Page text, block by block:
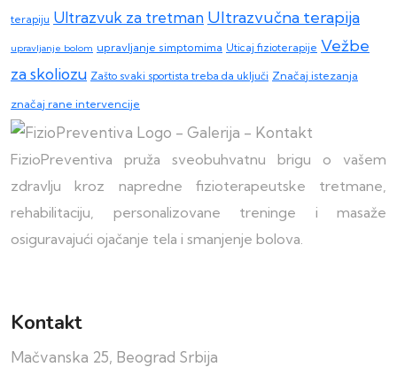
terapiju Ultrazvuk za tretman Ultrazvučna terapija
upravljanje bolom upravljanje simptomima Uticaj fizioterapije Vežbe
za skoliozu Zašto svaki sportista treba da uključi Značaj istezanja
značaj rane intervencije
FizioPreventiva pruža sveobuhvatnu brigu o vašem
zdravlju kroz napredne fizioterapeutske tretmane,
rehabilitaciju, personalizovane treninge i masaže
osiguravajući ojačanje tela i smanjenje bolova.
Kontakt
Mačvanska 25, Beograd Srbija